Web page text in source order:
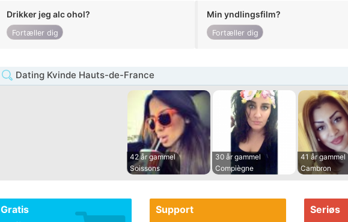
Drikker jeg alc ohol?
Fortæller dig
Min yndlingsfilm?
Fortæller dig
Dating Kvinde Hauts-de-France
42 år gammel
Soissons
30 år gammel
Compiègne
41 år gammel
Cambron
Gratis Support Seriøs